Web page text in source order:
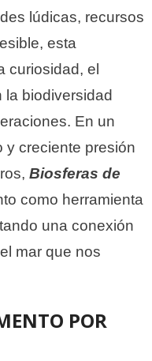
lúdicas, recursos
esta
curiosidad, el
la biodiversidad
En un
y creciente presión
Biosferas de
como herramienta
una conexión
mar que nos
POR